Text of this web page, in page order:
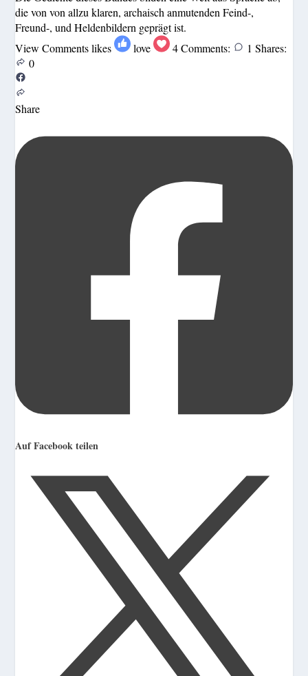
die von von allzu klaren, archaisch anmutenden Feind-,
Freund-, und Heldenbildern geprägt ist.
View Comments likes love 4 Comments: 1 Shares:
0
Share
Auf Facebook teilen